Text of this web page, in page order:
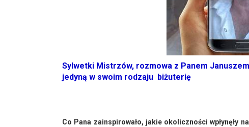
Sylwetki Mistrzów, rozmowa z Panem
jedyną w swoim rodzaju biżuterię
Co Pana zainspirowało, jakie okoliczności wpłynęły